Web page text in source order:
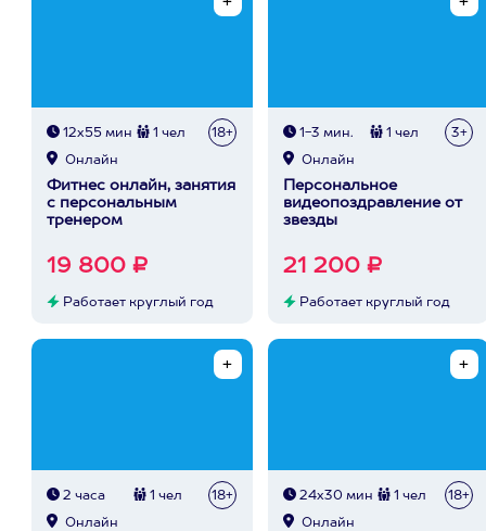
12х55 мин 1 чел 18+
Онлайн
Фитнес онлайн, занятия
с персональным
тренером
19 800 ₽
Работает круглый год
1-3 мин. 1 чел 3+
Онлайн
Персональное
видеопоздравление от
звезды
21 200 ₽
Работает круглый год
2 часа 1 чел 18+
Онлайн
24х30 мин 1 чел 18+
Онлайн